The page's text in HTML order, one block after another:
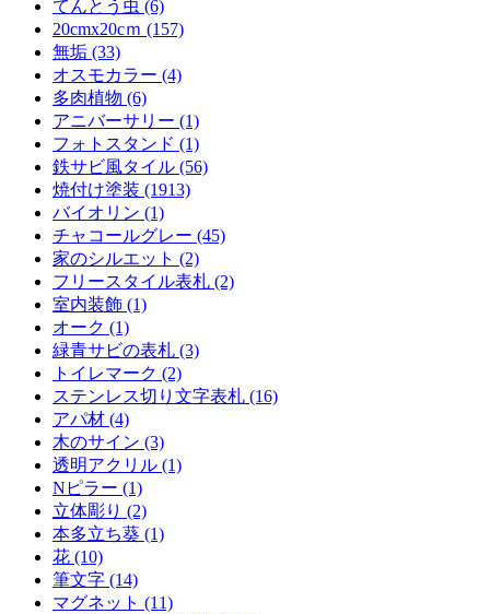
てんとう虫 (6)
20cmx20cｍ (157)
無垢 (33)
オスモカラー (4)
多肉植物 (6)
アニバーサリー (1)
フォトスタンド (1)
鉄サビ風タイル (56)
焼付け塗装 (1913)
バイオリン (1)
チャコールグレー (45)
家のシルエット (2)
フリースタイル表札 (2)
室内装飾 (1)
オーク (1)
緑青サビの表札 (3)
トイレマーク (2)
ステンレス切り文字表札 (16)
アパ材 (4)
木のサイン (3)
透明アクリル (1)
Nピラー (1)
立体彫り (2)
本多立ち葵 (1)
花 (10)
筆文字 (14)
マグネット (11)